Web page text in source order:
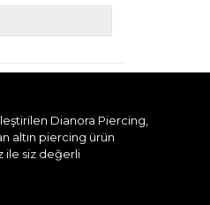
Dianora Piercing,
altın piercing ürün
ile siz değerli